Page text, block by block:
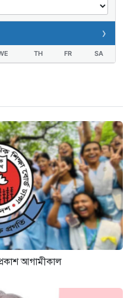
›
TH FR SA
আগামীকাল